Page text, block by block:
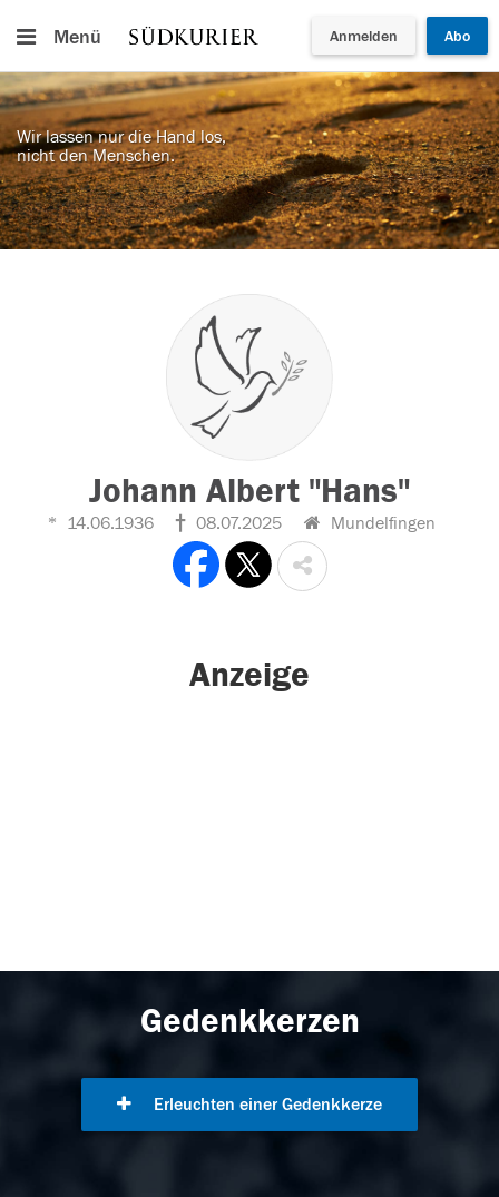
Menü Anmelden Abo
Wir lassen nur die Hand los,
nicht den Menschen.
Johann Albert "Hans"
14.06.1936 08.07.2025 Mundelfingen
Anzeige
Gedenkkerzen
Erleuchten einer Gedenkkerze